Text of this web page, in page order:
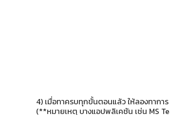
4) เมื่อทาครบทุกขั้นตอนแล้ว ให้ลองทาก
(**หมายเหตุ บางแอปพลิเคชัน เช่น MS